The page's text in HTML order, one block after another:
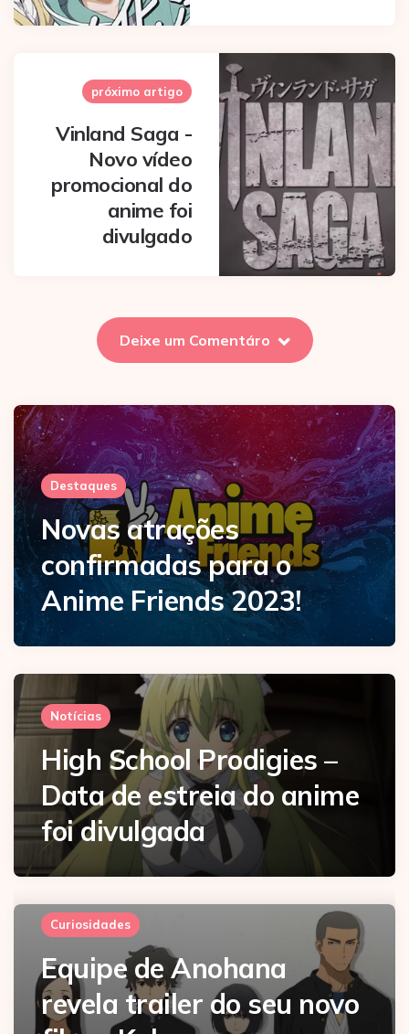
próximo artigo
Vinland Saga -
Novo vídeo
promocional do
anime foi
divulgado
Deixe um Comentáro
Destaques
Novas atrações
confirmadas para o
Anime Friends 2023!
Notícias
High School Prodigies –
Data de estreia do anime
foi divulgada
Curiosidades
Equipe de Anohana
revela trailer do seu novo